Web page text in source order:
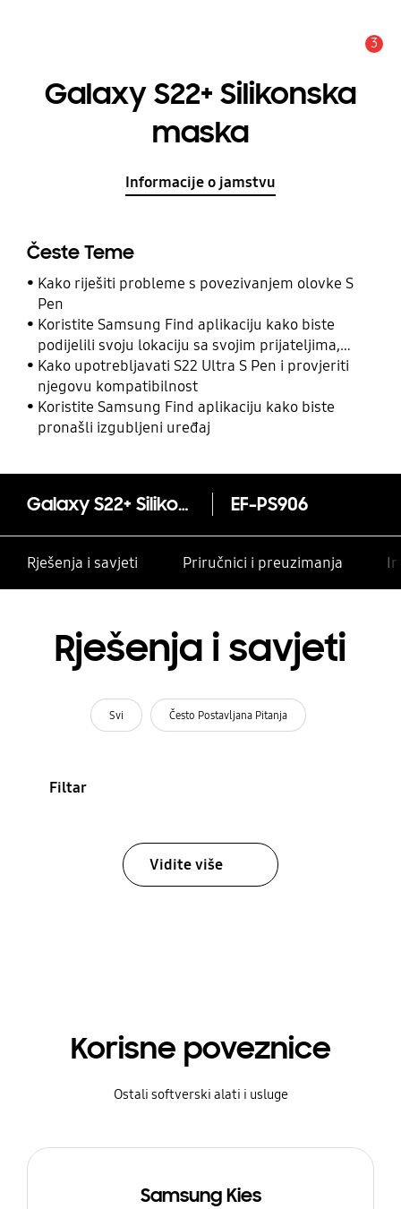
3
Galaxy S22+ Silikonska
maska
Informacije o jamstvu
Česte Teme
Kako riješiti probleme s povezivanjem olovke S
Pen
Koristite Samsung Find aplikaciju kako biste
podijelili svoju lokaciju sa svojim prijateljima,
djetetom, obitelji i drugim kontaktima
Kako upotrebljavati S22 Ultra S Pen i provjeriti
njegovu kompatibilnost
Koristite Samsung Find aplikaciju kako biste
pronašli izgubljeni uređaj
Galaxy S22+ Silikonska maska EF-PS906
Rješenja i savjeti Priručnici i preuzimanja
Rješenja i savjeti
Svi Često Postavljana Pitanja
Filtar
Vidite više
Korisne poveznice
Ostali softverski alati i usluge
Samsung Kies